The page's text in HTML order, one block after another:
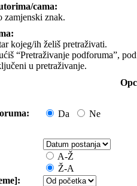
cama:
znak.
kojeg/ih želiš pretraživati.
“Pretraživanje podforuma”,
u pretraživanje.
Da Ne
A-Ž
Ž-A